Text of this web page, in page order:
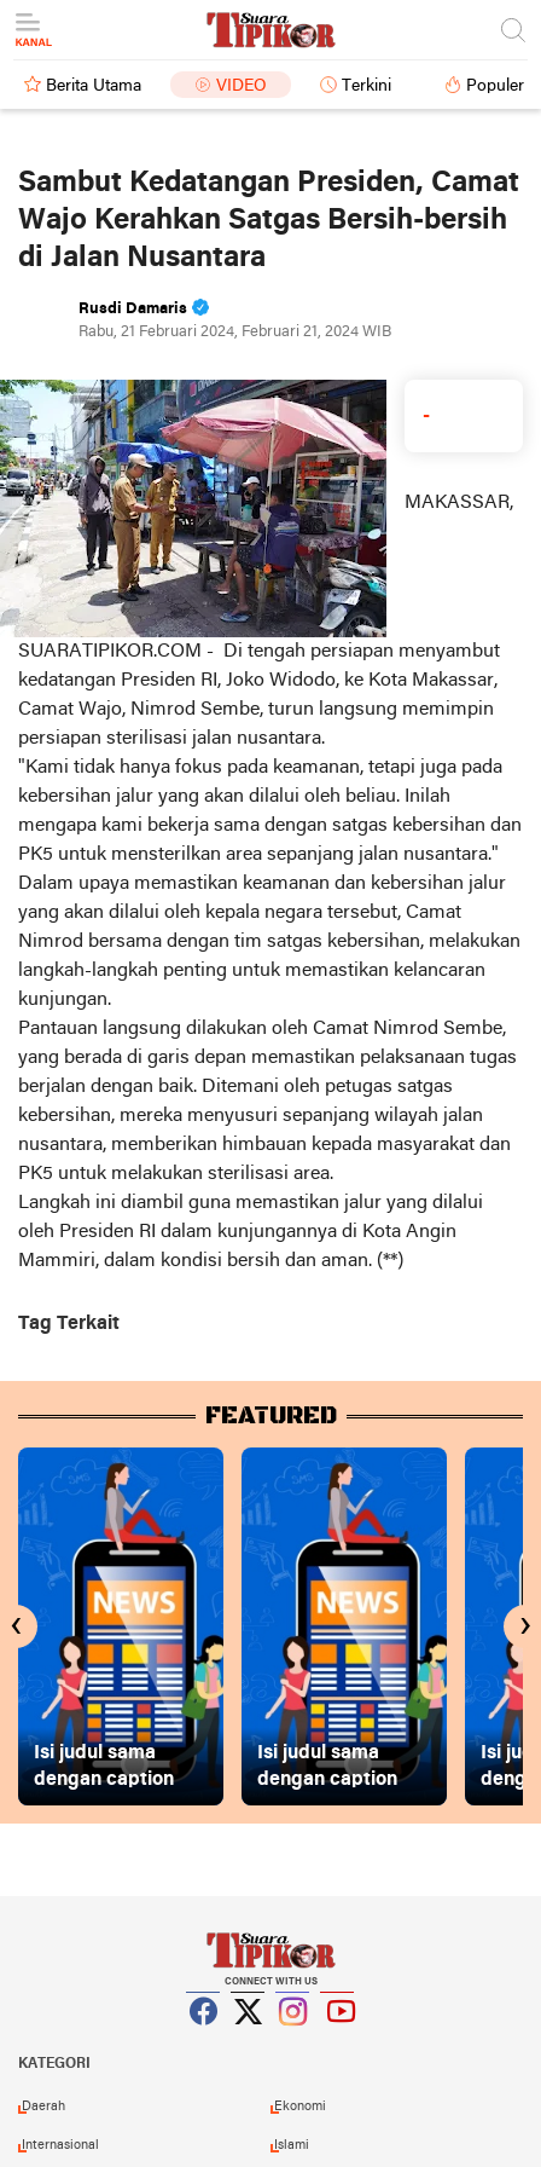
Berita Utama VIDEO Terkini Populer
Sambut Kedatangan Presiden, Camat
Wajo Kerahkan Satgas Bersih-bersih
di Jalan Nusantara
Rusdi Damaris
Rabu, 21 Februari 2024, Februari 21, 2024 WIB
-
MAKASSAR,
SUARATIPIKOR.COM - Di tengah persiapan menyambut
kedatangan Presiden RI, Joko Widodo, ke Kota Makassar,
Camat Wajo, Nimrod Sembe, turun langsung memimpin
persiapan sterilisasi jalan nusantara.
"Kami tidak hanya fokus pada keamanan, tetapi juga pada
kebersihan jalur yang akan dilalui oleh beliau. Inilah
mengapa kami bekerja sama dengan satgas kebersihan dan
PK5 untuk mensterilkan area sepanjang jalan nusantara."
Dalam upaya memastikan keamanan dan kebersihan jalur
yang akan dilalui oleh kepala negara tersebut, Camat
Nimrod bersama dengan tim satgas kebersihan, melakukan
langkah-langkah penting untuk memastikan kelancaran
kunjungan.
Pantauan langsung dilakukan oleh Camat Nimrod Sembe,
yang berada di garis depan memastikan pelaksanaan tugas
berjalan dengan baik. Ditemani oleh petugas satgas
kebersihan, mereka menyusuri sepanjang wilayah jalan
nusantara, memberikan himbauan kepada masyarakat dan
PK5 untuk melakukan sterilisasi area.
Langkah ini diambil guna memastikan jalur yang dilalui
oleh Presiden RI dalam kunjungannya di Kota Angin
Mammiri, dalam kondisi bersih dan aman. (**)
Tag Terkait
FEATURED
Isi judul sama
dengan caption
Isi judul sama
dengan caption
Isi
‹ ›
CONNECT WITH US
KATEGORI
Daerah Ekonomi
Internasional Islami